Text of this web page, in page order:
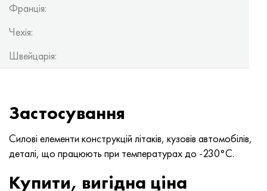
Франція:
Чехія:
Швейцарія:
Застосування
Силові елементи конструкцій літаків, кузовів автомобілів,
деталі, що працюють при температурах до -230°С.
Купити, вигідна ціна